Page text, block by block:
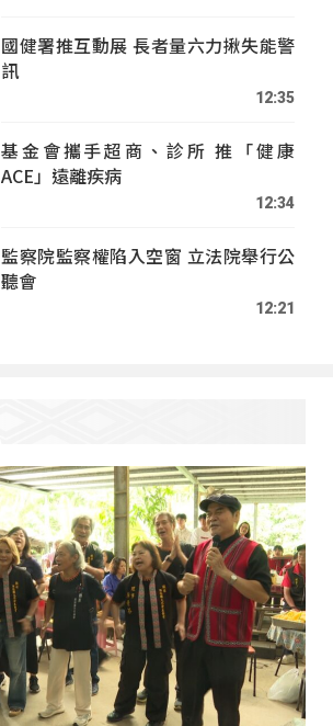
國健署推互動展 長者量六力揪失能警
訊
12:35
基金會攜手超商、診所 推「健康
ACE」遠離疾病
12:34
監察院監察權陷入空窗 立法院舉行公
聽會
12:21